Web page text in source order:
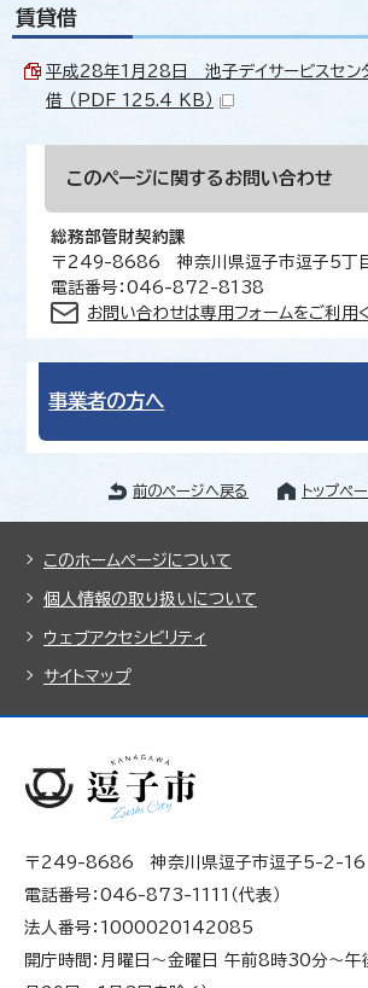
賃貸借
平成28年1月28日 池子デイサービスセン
借 （PDF 125.4 KB）
このページに関する お問い合わせ
総務部管財契約課
〒249-8686 神奈川県逗子市逗子5丁
電話番号：046-872-8138
お問い合わせは専用フォームをご利用
事業者の方へ
前のページへ戻る トップペ
このホームページについて
個人情報の取り扱いについて
ウェブアクセシビリティ
サイトマップ
〒249-8686 神奈川県逗子市逗子5-2-16
電話番号：046-873-1111（代表）
法人番号：1000020142085
開庁時間：月曜日～金曜日 午前8時30分～午